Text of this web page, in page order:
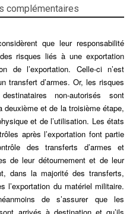
complémentaires
que leur responsabilité
risques liés à une exportation
de l’exportation. Celle-ci n’est
transfert d’armes. Or, les risques
non-autorisés sont
et de la troisième étape,
et de l’utilisation. Les états
après l’exportation font partie
des transferts d’armes et
de leur détournement et de leur
dans la majorité des transferts,
l’exportation du matériel militaire.
de s’assurer que les